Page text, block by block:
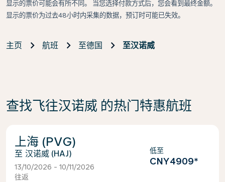
显示的票价可能会有所不同。 当您选择付款方式后，您会看到最终金额。
显示的票价为过去48小时内采集的数据，预订时可能已失效。
主页 航班 至德国 至汉诺威
查找飞往汉诺威 的热门特惠航班
上海 (PVG)
汉诺威 (HAJ)
13/10/2026 - 10/11/2026
往返
低至
CNY4909*